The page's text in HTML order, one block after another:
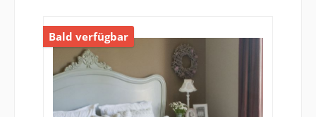
Bald verfügbar